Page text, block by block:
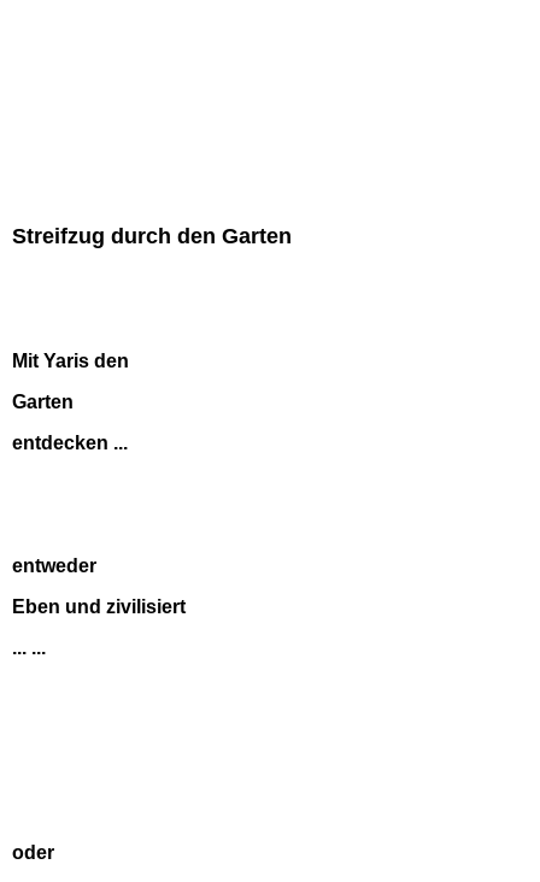
Streifzug durch den Garten
Mit Yaris den
Garten
entdecken ...
entweder
Eben und zivilisiert
... ...
oder